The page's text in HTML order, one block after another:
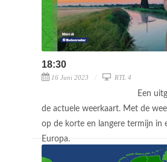
18:30
16 Juni 2023 RTL 4
Een
de actuele weerkaart. Met de
op de korte en langere termijn in
Europa.